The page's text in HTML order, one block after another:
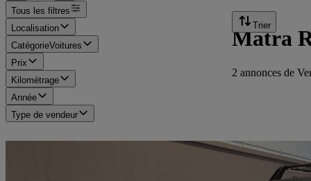
Tous les filtres
Localisation
CatégorieVoitures
Prix
Kilométrage
Année
Type de vendeur
Matra
2 annonces de
Trier